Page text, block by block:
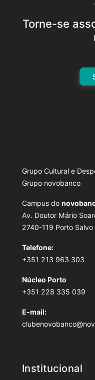
Torne-se
Grupo Cultural e
Grupo novobanco
Campus do
Av. Doutor Mário
2740-119 Porto Salvo
Telefone:
+351 213 963 303
Núcleo Porto
+351 228 335 039
E-mail:
Institucional